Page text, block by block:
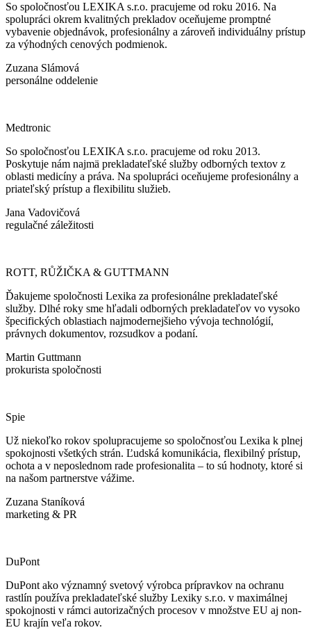
So spoločnosťou LEXIKA s.r.o. pracujeme od roku 2016. Na
spolupráci okrem kvalitných prekladov oceňujeme promptné
vybavenie objednávok, profesionálny a zároveň individuálny prístup
za výhodných cenových podmienok.
Zuzana Slámová
personálne oddelenie
Medtronic
So spoločnosťou LEXIKA s.r.o. pracujeme od roku 2013.
Poskytuje nám najmä prekladateľské služby odborných textov z
oblasti medicíny a práva. Na spolupráci oceňujeme profesionálny a
priateľský prístup a flexibilitu služieb.
Jana Vadovičová
regulačné záležitosti
ROTT, RŮŽIČKA & GUTTMANN
Ďakujeme spoločnosti Lexika za profesionálne prekladateľské
služby. Dlhé roky sme hľadali odborných prekladateľov vo vysoko
špecifických oblastiach najmodernejšieho vývoja technológií,
právnych dokumentov, rozsudkov a podaní.
Martin Guttmann
prokurista spoločnosti
Spie
Už niekoľko rokov spolupracujeme so spoločnosťou Lexika k plnej
spokojnosti všetkých strán. Ľudská komunikácia, flexibilný prístup,
ochota a v neposlednom rade profesionalita – to sú hodnoty, ktoré si
na našom partnerstve vážime.
Zuzana Staníková
marketing & PR
DuPont
DuPont ako významný svetový výrobca prípravkov na ochranu
rastlín používa prekladateľské služby Lexiky s.r.o. v maximálnej
spokojnosti v rámci autorizačných procesov v množstve EU aj non-
EU krajín veľa rokov.